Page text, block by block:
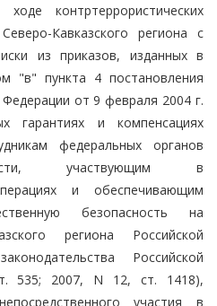
контртеррористических
Кавказского региона с
из приказов, изданных в
"в" пункта 4 постановления
от 9 февраля 2004 г.
гарантиях и компенсациях
федеральных органов
участвующим в
и обеспечивающим
безопасность на
региона Российской
Российской
535; 2007, N 12, ст. 1418),
участия в